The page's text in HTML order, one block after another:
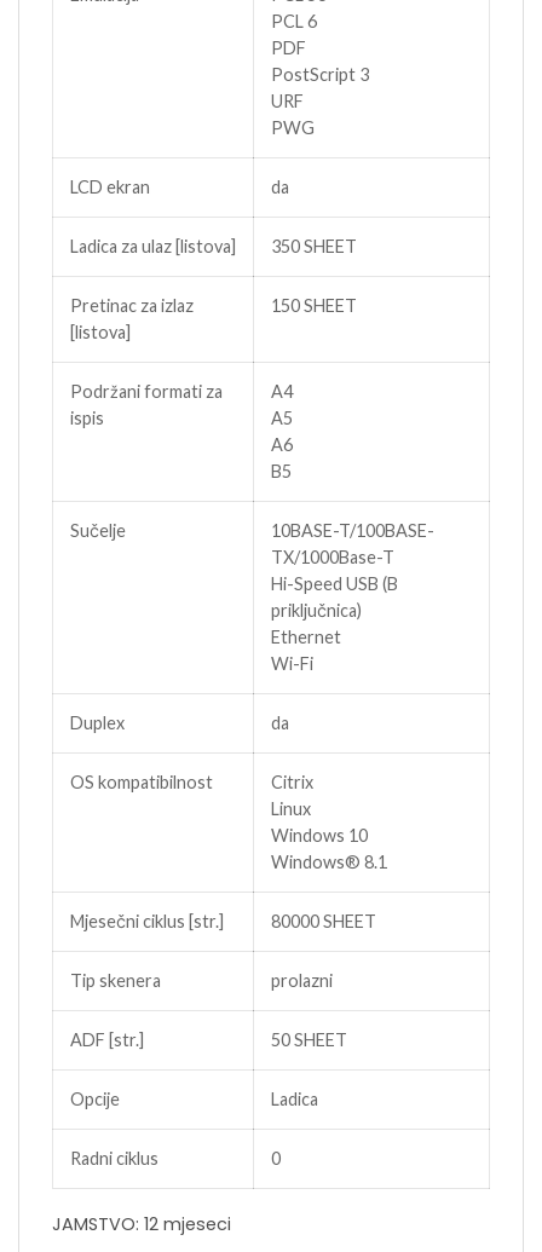
PCL 6
PDF
PostScript 3
URF
PWG
LCD ekran da
Ladica za ulaz [listova] 350 SHEET
Pretinac za izlaz
[listova]
150 SHEET
Podržani formati za
ispis
A4
A5
A6
B5
Sučelje
10BASE-T/100BASE-
TX/1000Base-T
Hi-Speed USB (B
priključnica)
Ethernet
Wi-Fi
Duplex da
OS kompatibilnost
Citrix
Linux
Windows 10
Windows® 8.1
Mjesečni ciklus [str.] 80000 SHEET
Tip skenera prolazni
ADF [str.] 50 SHEET
Opcije Ladica
Radni ciklus 0
JAMSTVO: 12 mjeseci